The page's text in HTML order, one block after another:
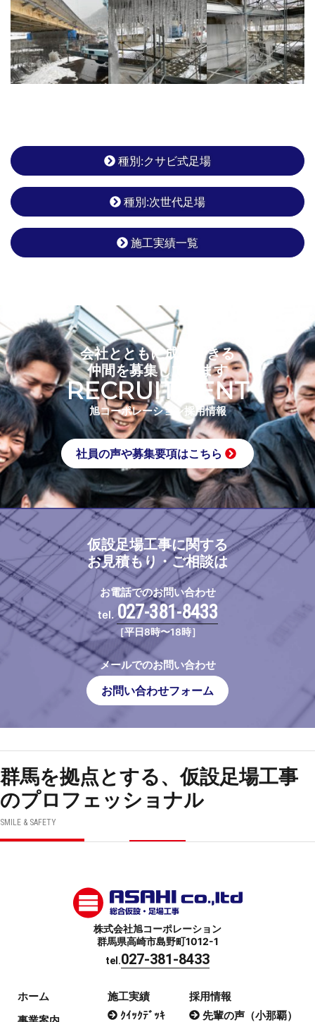
種別:クサビ式足場
種別:次世代足場
施工実績一覧
会社とともに成長できる
仲間を募集しています
RECRUITMENT
旭コーポレーション採用情報
社員の声や募集要項はこちら
仮設足場工事に関する
お見積もり・ご相談は
お電話でのお問い合わせ
tel. 027-381-8433
［平日8時〜18時］
メールでのお問い合わせ
お問い合わせフォーム
群馬を拠点とする、仮設足場工事
のプロフェッショナル
SMILE & SAFETY
株式会社旭コーポレーション
群馬県高崎市島野町1012-1
tel.027-381-8433
ホーム
施工実績
ｸｲｯｸﾃﾞｯｷ
採用情報
先輩の声（小那覇）